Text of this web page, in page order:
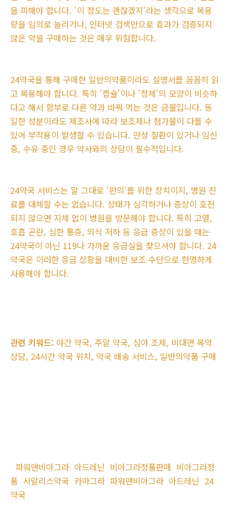
을 피해야 합니다. '이 정도는 괜찮겠지'라는 생각으로 복용
량을 임의로 늘리거나, 인터넷 검색만으로 효과가 검증되지
않은 약을 구매하는 것은 매우 위험합니다.
24약국을 통해 구매한 일반의약품이라도 설명서를 꼼꼼히 읽
고 복용해야 합니다. 특히 '캡슐'이나 '정제'의 모양이 비슷하
다고 해서 함부로 다른 약과 바꿔 먹는 것은 금물입니다. 동
일한 성분이라도 제조사에 따라 보조제나 첨가물이 다를 수
있어 부작용이 발생할 수 있습니다. 만성 질환이 있거나 임신
중, 수유 중인 경우 약사와의 상담이 필수적입니다.
24약국 서비스는 말 그대로 '편의'를 위한 장치이지, 병원 진
료를 대체할 수는 없습니다. 상태가 심각하거나 증상이 호전
되지 않으면 지체 없이 병원을 방문해야 합니다. 특히 고열,
호흡 곤란, 심한 통증, 의식 저하 등 응급 증상이 있을 때는
24약국이 아닌 119나 가까운 응급실을 찾으셔야 합니다. 24
약국은 이러한 응급 상황을 대비한 보조 수단으로 현명하게
사용해야 합니다.
관련 키워드: 야간 약국, 주말 약국, 심야 조제, 비대면 복약
상담, 24시간 약국 위치, 약국 배송 서비스, 일반의약품 구매
파워맨비아그라 아드레닌 비아그라정품판매 비아그라정
품 시알리스약국 카마그라 파워맨비아그라 아드레닌 24
약국